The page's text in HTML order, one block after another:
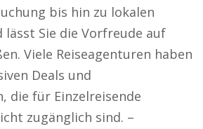
bis hin zu lokalen
Sie die Vorfreude auf
Viele Reiseagenturen haben
Deals und
die für Einzelreisende
zugänglich sind. –